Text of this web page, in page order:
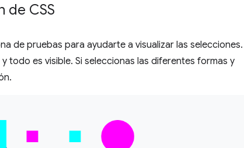
de CSS
de pruebas para ayudarte a visualizar las selecciones.
todo es visible. Si seleccionas las diferentes formas y